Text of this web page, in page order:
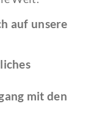
auf unsere
mit den